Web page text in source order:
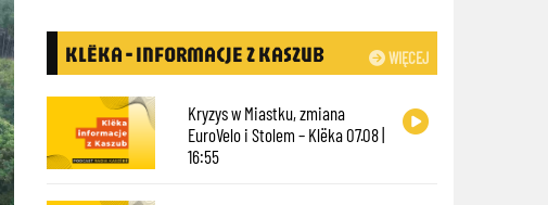
WIĘCEJ
KLËKA - INFORMACJE Z KASZUB
Kryzys w Miastku, zmiana
EuroVelo i Stolem – Klëka 07.08 |
16:55